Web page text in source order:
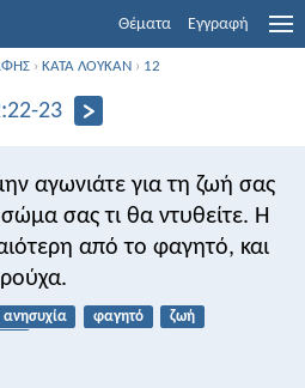
Θέματα Εγγραφή
›ΚΑΤΑ ΛΟΥΚΑΝ › 12
23
αγωνιάτε για τη ζωή σας
σας τι θα ντυθείτε. Η
από το φαγητό, και
ανησυχία φαγητό
ζωή